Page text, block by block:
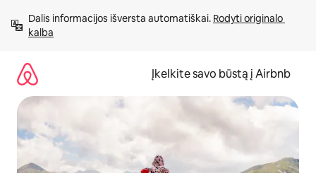
prie
turinio
Dalis informacijos išversta automatiškai. Rodyti originalo
kalba
Įkelkite savo būstą į Airbnb